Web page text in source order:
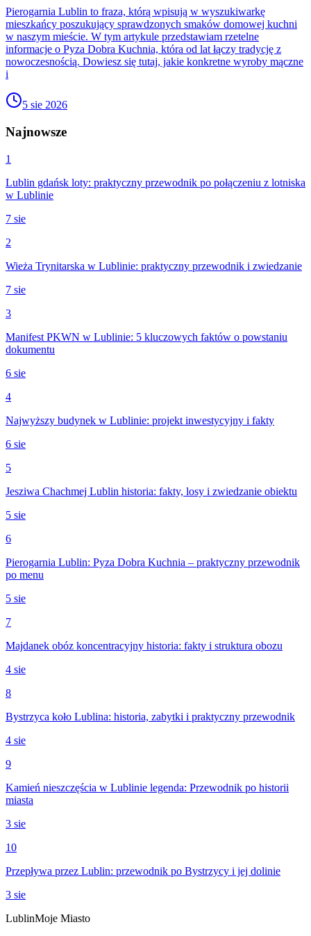
Pierogarnia Lublin to fraza, którą wpisują w wyszukiwarkę
mieszkańcy poszukujący sprawdzonych smaków domowej kuchni
w naszym mieście. W tym artykule przedstawiam rzetelne
informacje o Pyza Dobra Kuchnia, która od lat łączy tradycję z
nowoczesnością. Dowiesz się tutaj, jakie konkretne wyroby mączne
i
5 sie 2026
Najnowsze
1
Lublin gdańsk loty: praktyczny przewodnik po połączeniu z lotniska
w Lublinie
7 sie
2
Wieża Trynitarska w Lublinie: praktyczny przewodnik i zwiedzanie
7 sie
3
Manifest PKWN w Lublinie: 5 kluczowych faktów o powstaniu
dokumentu
6 sie
4
Najwyższy budynek w Lublinie: projekt inwestycyjny i fakty
6 sie
5
Jesziwa Chachmej Lublin historia: fakty, losy i zwiedzanie obiektu
5 sie
6
Pierogarnia Lublin: Pyza Dobra Kuchnia – praktyczny przewodnik
po menu
5 sie
7
Majdanek obóz koncentracyjny historia: fakty i struktura obozu
4 sie
8
Bystrzyca koło Lublina: historia, zabytki i praktyczny przewodnik
4 sie
9
Kamień nieszczęścia w Lublinie legenda: Przewodnik po historii
miasta
3 sie
10
Przepływa przez Lublin: przewodnik po Bystrzycy i jej dolinie
3 sie
LublinMoje Miasto